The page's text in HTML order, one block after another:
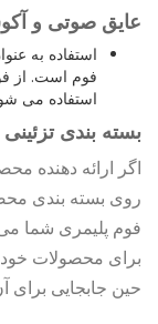
عایق صوتی و
استفاده به
فوم است. از
استفاده می
بسته بندی
اگر ارائه دهنده
روی بسته بندی
فوم پلیمری شما
برای محصولات خود
حین جابجایی برای